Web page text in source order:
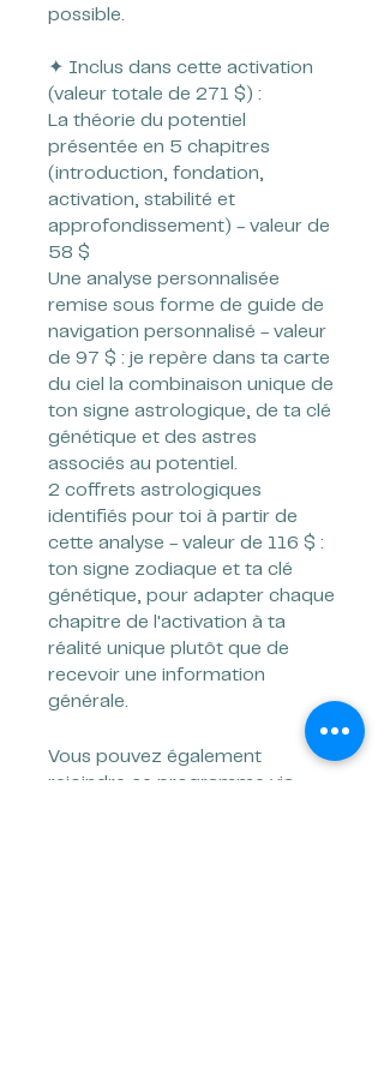
possible.
✦ Inclus dans cette activation
(valeur totale de 271 $) :
La théorie du potentiel
présentée en 5 chapitres
(introduction, fondation,
activation, stabilité et
approfondissement) - valeur de
58 $
Une analyse personnalisée
remise sous forme de guide de
navigation personnalisé - valeur
de 97 $ : je repère dans ta carte
du ciel la combinaison unique de
ton signe astrologique, de ta clé
génétique et des astres
associés au potentiel.
2 coffrets astrologiques
identifiés pour toi à partir de
cette analyse - valeur de 116 $ :
ton signe zodiaque et ta clé
génétique, pour adapter chaque
chapitre de l'activation à ta
réalité unique plutôt que de
recevoir une information
Vous pouvez également
rejoindre ce programme via